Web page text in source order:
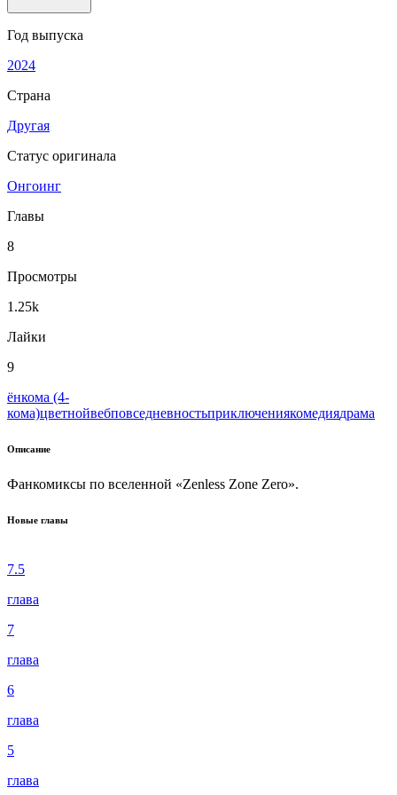
Год выпуска
2024
Страна
Другая
Статус оригинала
Онгоинг
Главы
8
Просмотры
1.25k
Лайки
9
ёнкома (4-
кома)цветнойвебповседневностьприключениякомедиядрама
Описание
Фанкомиксы по вселенной «Zenless Zone Zero».
Новые главы
7.5
глава
7
глава
6
глава
5
глава